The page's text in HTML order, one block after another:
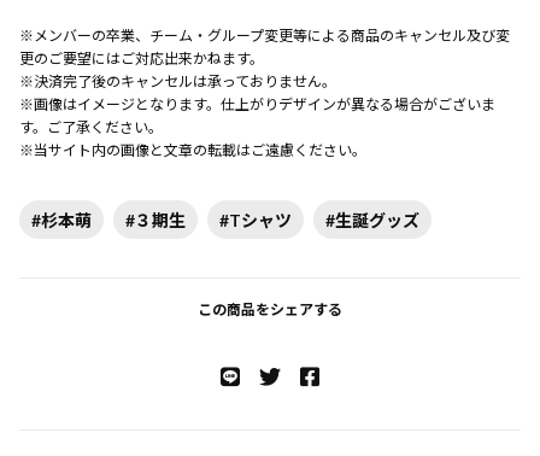
※メンバーの卒業、チーム・グループ変更等による商品のキャンセル及び変
更のご要望にはご対応出来かねます。
※決済完了後のキャンセルは承っておりません。
※画像はイメージとなります。仕上がりデザインが異なる場合がございま
す。ご了承ください。
※当サイト内の画像と文章の転載はご遠慮ください。
#杉本萌 #３期生 #Tシャツ #生誕グッズ
この商品をシェアする